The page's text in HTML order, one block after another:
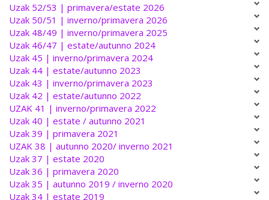
Uzak 52/53 | primavera/estate 2026
Uzak 50/51 | inverno/primavera 2026
Uzak 48/49 | inverno/primavera 2025
Uzak 46/47 | estate/autunno 2024
Uzak 45 | inverno/primavera 2024
Uzak 44 | estate/autunno 2023
Uzak 43 | inverno/primavera 2023
Uzak 42 | estate/autunno 2022
UZAK 41 | inverno/primavera 2022
Uzak 40 | estate / autunno 2021
Uzak 39 | primavera 2021
UZAK 38 | autunno 2020/ inverno 2021
Uzak 37 | estate 2020
Uzak 36 | primavera 2020
Uzak 35 | autunno 2019 / inverno 2020
Uzak 34 | estate 2019